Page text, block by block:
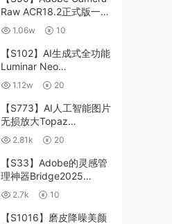
Raw ACR18.2正式版一键
升级包 ACR最新升级包
支持WIN和MAC
1.06w 10
【S102】AI生成式全功能
Luminar Neo
1.24.4(x64)超强修图插件
中文版WIN+MAC含400
个预设
1.12w 20
【S773】AI人工智能图片
无损放大Topaz
Gigapixel AI 8.4.0.1b照
片模糊清晰 PS插件+独立
版 WIN/MAC
2.81k 20
【S33】Adobe的灵感管
理神器Bridge2025
15.0.3 WIN系统 右键可
进入ACR
2.7k 10
【S1016】磨皮降噪美颜